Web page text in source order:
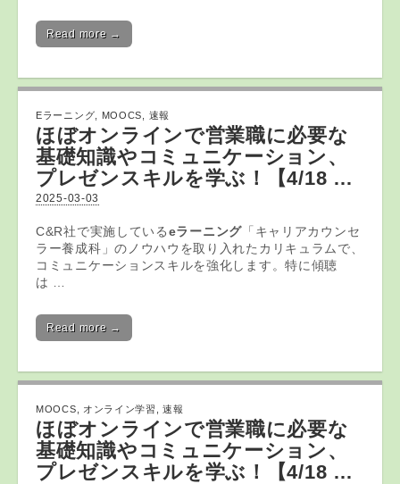
Read more →
Eラーニング MOOCS 速報
ほぼオンラインで営業職に必要な
基礎知識やコミュニケーション、
プレゼンスキルを学ぶ！【4/18 …
2025-03-03
C&R社で実施しているeラーニング「キャリアカウンセ
ラー養成科」のノウハウを取り入れたカリキュラムで、
コミュニケーションスキルを強化します。特に傾聴
は …
Read more →
MOOCS オンライン学習 ,速報
ほぼオンラインで営業職に必要な
基礎知識やコミュニケーション、
プレゼンスキルを学ぶ！【4/18 …